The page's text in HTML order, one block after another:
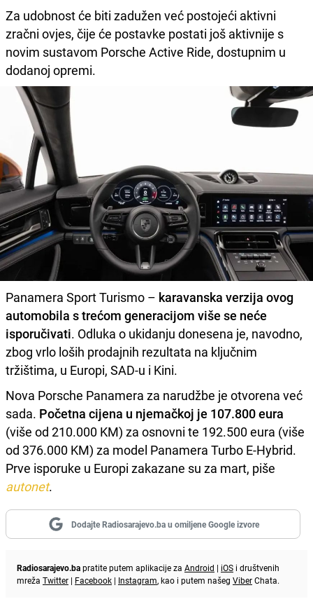
Za udobnost će biti zadužen već postojeći aktivni
zračni ovjes, čije će postavke postati još aktivnije s
novim sustavom Porsche Active Ride, dostupnim u
dodanoj opremi.
Panamera Sport Turismo – karavanska verzija ovog
automobila s trećom generacijom više se neće
isporučivati. Odluka o ukidanju donesena je, navodno,
zbog vrlo loših prodajnih rezultata na ključnim
tržištima, u Europi, SAD-u i Kini.
Nova Porsche Panamera za narudžbe je otvorena već
sada. Početna cijena u njemačkoj je 107.800 eura
(više od 210.000 KM) za osnovni te 192.500 eura (više
od 376.000 KM) za model Panamera Turbo E-Hybrid.
Prve isporuke u Europi zakazane su za mart, piše
autonet.
Dodajte Radiosarajevo.ba u omiljene Google izvore
Radiosarajevo.bapratite putem aplikacije za Android | iOS i društvenih
mreža Twitter | Facebook | Instagram, kao i putem našeg ViberChata.